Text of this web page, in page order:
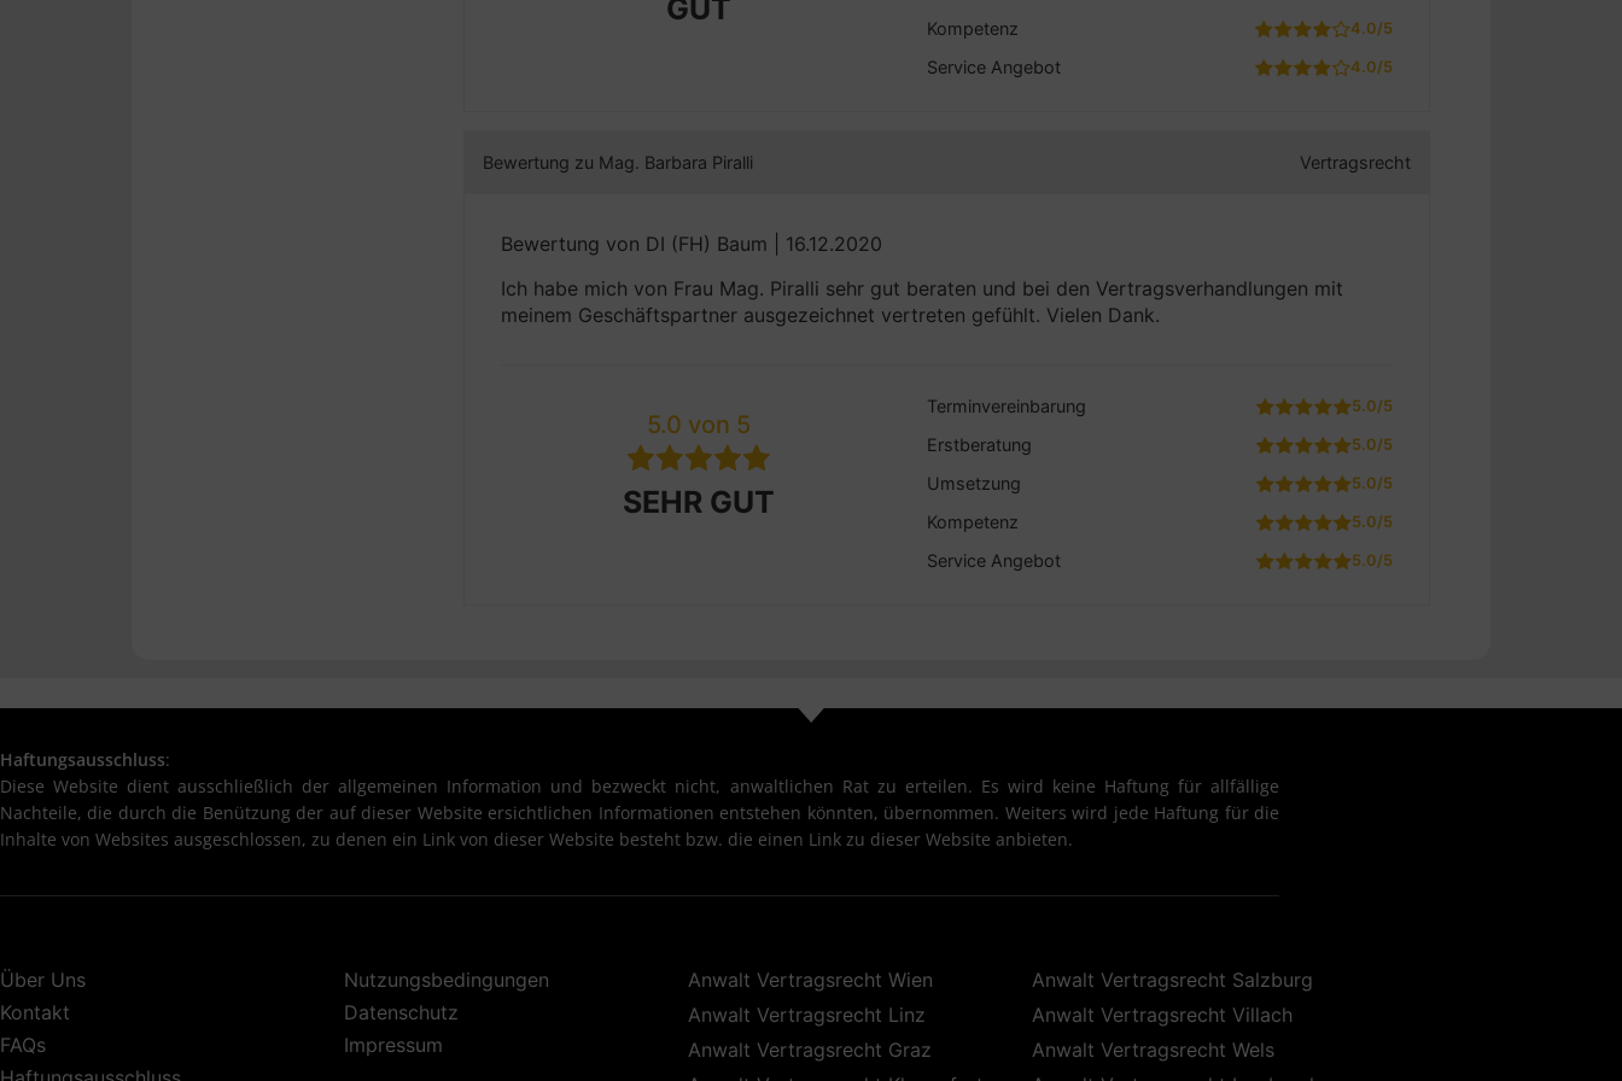
GUT
Kompetenz 4.0/5
Service Angebot 4.0/5
Bewertung zu Mag. Barbara Piralli Vertragsrecht
Bewertung von DI (FH) Baum | 16.12.2020
Ich habe mich von Frau Mag. Piralli sehr gut beraten und bei den Vertragsverhandlungen mit
meinem Geschäftspartner ausgezeichnet vertreten gefühlt. Vielen Dank.
5.0 von 5
SEHR GUT
Terminvereinbarung 5.0/5
Erstberatung 5.0/5
Umsetzung 5.0/5
Kompetenz 5.0/5
Service Angebot 5.0/5
Haftungsausschluss:
Diese Website dient ausschließlich der allgemeinen Information und bezweckt nicht, anwaltlichen Rat zu erteilen. Es wird keine Haftung für allfällige
Nachteile, die durch die Benützung der auf dieser Website ersichtlichen Informationen entstehen könnten, übernommen. Weiters wird jede Haftung für die
Inhalte von Websites ausgeschlossen, zu denen ein Link von dieser Website besteht bzw. die einen Link zu dieser Website anbieten.
Über Uns
Kontakt
FAQs
Nutzungsbedingungen
Datenschutz
Impressum
Anwalt Vertragsrecht Wien
Anwalt Vertragsrecht Linz
Anwalt Vertragsrecht Graz
Anwalt Vertragsrecht Salzburg
Anwalt Vertragsrecht Villach
Anwalt Vertragsrecht Wels